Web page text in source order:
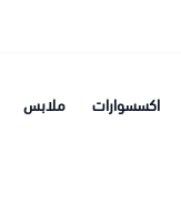
اكسسوارات ملابس